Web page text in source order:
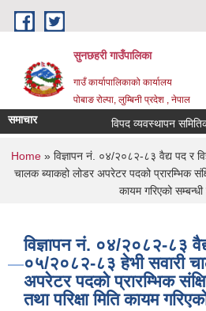
Skip to main content
सुनछहरी गाउँपालिका
गाउँ कार्यापालिकाको कार्यालय
पोबाङ रोल्पा, लुम्बिनी प्रदेश , नेपाल
समाचार विपद व्यवस्थापन समितिको
You are here
Home » विज्ञापन नं. ०४/२०८२-८३ वैद्य पद र
चालक ब्याकहो लोडर अपरेटर पदको प्रारम्भिक
कायम गरिएको
विज्ञापन नं. ०४/२०८२-८३
०५/२०८२-८३ हेभी सवारी
अपरेटर पदको प्रारम्भिक
तथा परिक्षा मिति कायम